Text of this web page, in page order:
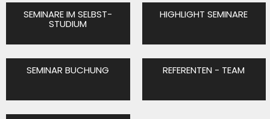
SEMINARE IM SELBST-
STUDIUM
HIGHLIGHT SEMINARE
SEMINAR BUCHUNG REFERENTEN - TEAM